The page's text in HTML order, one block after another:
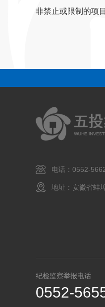
非禁止或限制的项目
电话：0552-
地址：安徽省蚌
纪检监察举报电话
0552-